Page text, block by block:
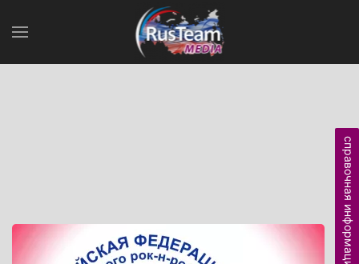
справочная информация